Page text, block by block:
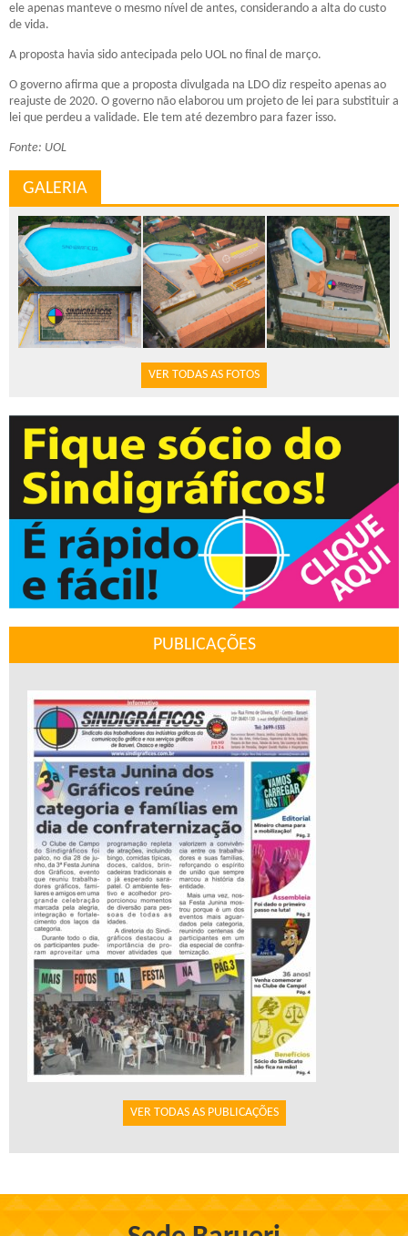
ele apenas manteve o mesmo nível de antes, considerando a alta do custo
de vida.
A proposta havia sido antecipada pelo UOL no final de março.
O governo afirma que a proposta divulgada na LDO diz respeito apenas ao
reajuste de 2020. O governo não elaborou um projeto de lei para substituir a
lei que perdeu a validade. Ele tem até dezembro para fazer isso.
Fonte: UOL
GALERIA
VER TODAS AS FOTOS
PUBLICAÇÕES
VER TODAS AS PUBLICAÇÕES